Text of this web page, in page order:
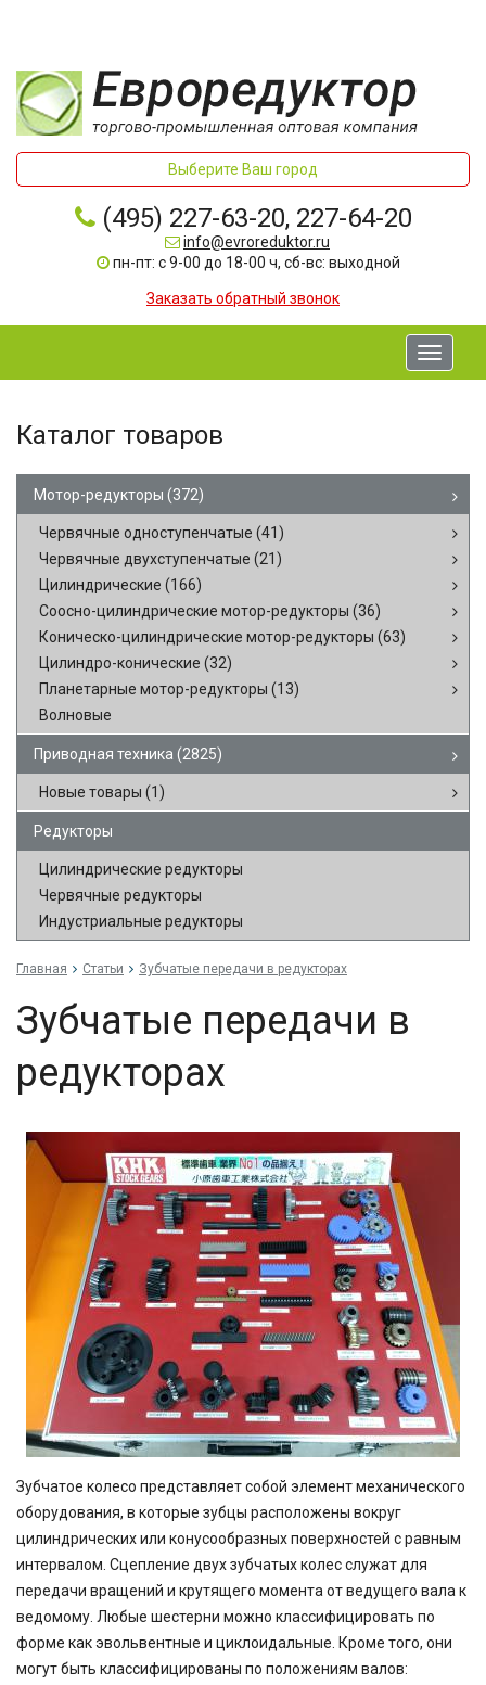
Выберите Ваш город
(495) 227-63-20, 227-64-20
info@evroreduktor.ru
пн-пт: с 9-00 до 18-00 ч, сб-вс: выходной
Заказать обратный звонок
Toggle
Каталог товаров
Мотор-редукторы (372)
Червячные одноступенчатые (41)
Червячные двухступенчатые (21)
Цилиндрические (166)
Соосно-цилиндрические мотор-редукторы (36)
Коническо-цилиндрические мотор-редукторы (63)
Цилиндро-конические (32)
Планетарные мотор-редукторы (13)
Волновые
Приводная техника (2825)
Новые товары (1)
Редукторы
Цилиндрические редукторы
Червячные редукторы
Индустриальные редукторы
Главная Статьи Зубчатые передачи в редукторах
Зубчатые передачи в
редукторах
Зубчатое колесо представляет собой элемент механического
оборудования, в которые зубцы расположены вокруг
цилиндрических или конусообразных поверхностей с равным
интервалом. Сцепление двух зубчатых колес служат для
передачи вращений и крутящего момента от ведущего вала к
ведомому. Любые шестерни можно классифицировать по
форме как эвольвентные и циклоидальные. Кроме того, они
могут быть классифицированы по положениям валов: